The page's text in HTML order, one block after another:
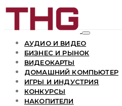
АУДИО И ВИДЕО
БИЗНЕС И РЫНОК
ВИДЕОКАРТЫ
ДОМАШНИЙ КОМПЬЮТЕР
ИГРЫ И ИНДУСТРИЯ
КОНКУРСЫ
НАКОПИТЕЛИ